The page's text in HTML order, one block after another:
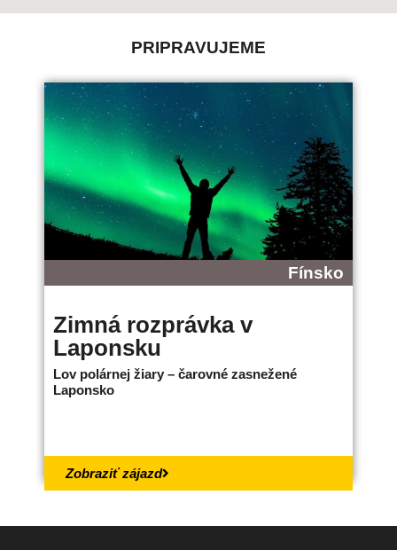
PRIPRAVUJEME
Fínsko
Zimná rozprávka v
Laponsku
Lov polárnej žiary – čarovné zasnežené
Laponsko
Zobraziť zájazd